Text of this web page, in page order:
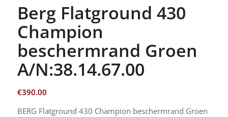
Berg Flatground 430
Champion
beschermrand Groen
A/N:38.14.67.00
€390.00
BERG Flatground 430 Champion beschermrand Groen